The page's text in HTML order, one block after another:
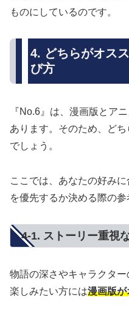
ものにしているのです。
4. どちらがオス
び方
『No.6』は、漫画版とア
あります。そのため、ど
でしょう。
ここでは、あなたの好み
を優先するか決める際の参
4-1. ストーリー重視
物語の深さやキャラクタ
楽しみたい方には漫画版が